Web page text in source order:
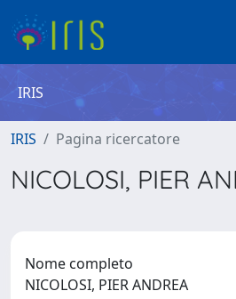
IRIS
IRIS Pagina ricercatore
NICOLOSI, PIER
Nome completo
NICOLOSI, PIER ANDREA